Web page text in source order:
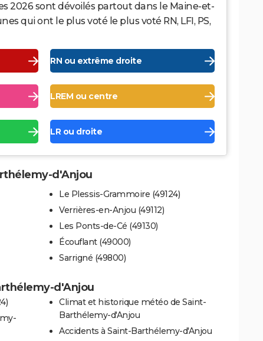
2026 sont dévoilés partout dans le Maine-et-
qui ont le plus voté le plus voté RN, LFI, PS,
RN ou extrême droite
LREM ou centre
LR ou droite
d'Anjou
Le Plessis-Grammoire (49124)
Verrières-en-Anjou (49112)
Les Ponts-de-Cé (49130)
Écouflant (49000)
Sarrigné (49800)
d'Anjou
Climat et historique météo de Saint-
Barthélemy-d'Anjou
Accidents à Saint-Barthélemy-d'Anjou